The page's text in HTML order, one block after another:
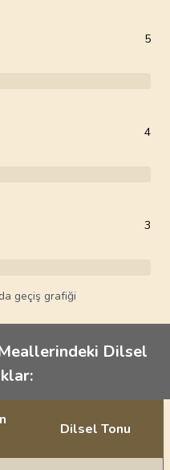
5
4
3
geçiş grafiği
Dilsel
Dilsel Tonu